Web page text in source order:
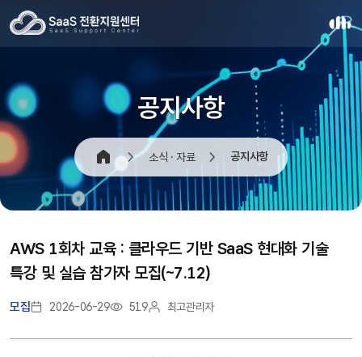
공지사항
소식 · 자료 공지사항
AWS 1회차 교육 : 클라우드 기반 SaaS 현대화 기술
특강 및 실습 참가자 모집(~7.12)
모집 2026-06-29 519 최고관리자